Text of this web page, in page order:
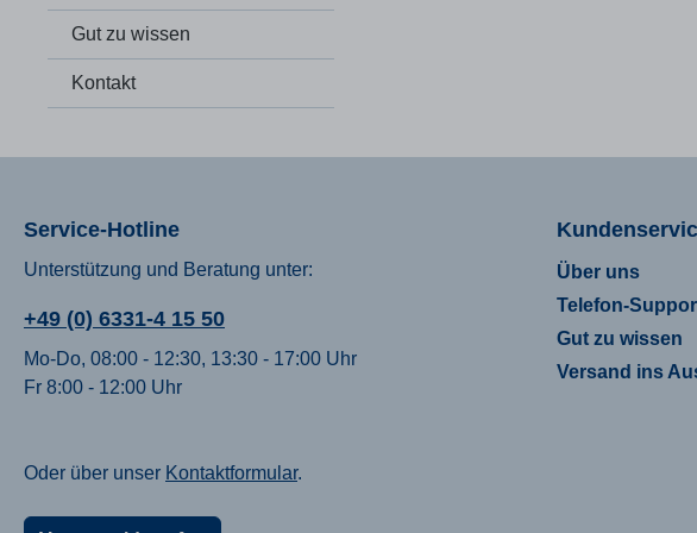
Gut zu wissen
Kontakt
empfohlene tägliche
Nahrungsergänzungsmittel
gesunde Ernährung und eine
Lebensweise orthosyn IMMUN
(à 831 mg) Vitamine Vitamin A 1000 μg
Service-Hotline
Unterstützung und Beratung unter:
+49 (0) 6331-4 15 50
Mo-Do, 08:00 - 12:30, 13:30 - 17:00 Uhr
Fr 8:00 - 12:00 Uhr
Oder über unser Kontaktformular.
Über uns
Telefon-
Gut zu wissen
Versand ins